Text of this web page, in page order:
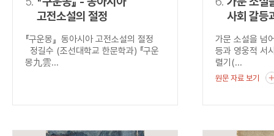
고전소설의 절정
『구운몽』 동아시아 고전소설의 절정
정길수 (조선대학교 한문학과) 『구운
몽九雲...
사회 갈등
(聖賢公
가문 소설을
등과 영웅적
렬기(...
원문 자료 보기